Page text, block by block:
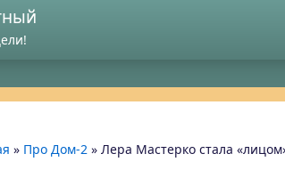
» Про Дом-2 » Лера Мастерко стала